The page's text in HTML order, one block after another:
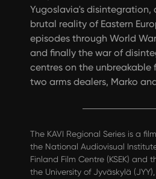
Yugoslavia's disintegration,
brutal reality of Eastern
episodes through World
and finally the war of
centres on the unbreakable
two arms dealers, Marko
The KAVI Regional Series is a
the National Audiovisual
Finland Film Centre (KSEK) and
the University of Jyväskylä